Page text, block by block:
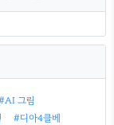
그림
#디아4클베